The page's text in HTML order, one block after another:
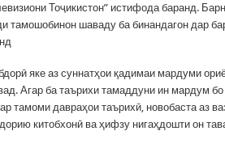
Тоҷикистон” истифода баранд.
тамошобинон шаваду ба бинандагон дар
яке аз суннатҳои қадимаи мардуми
Агар ба таърихи тамаддуни ин мардум бо
тамоми давраҳои таърихӣ, новобаста аз
китобхонӣ ва ҳифзу нигаҳдошти он